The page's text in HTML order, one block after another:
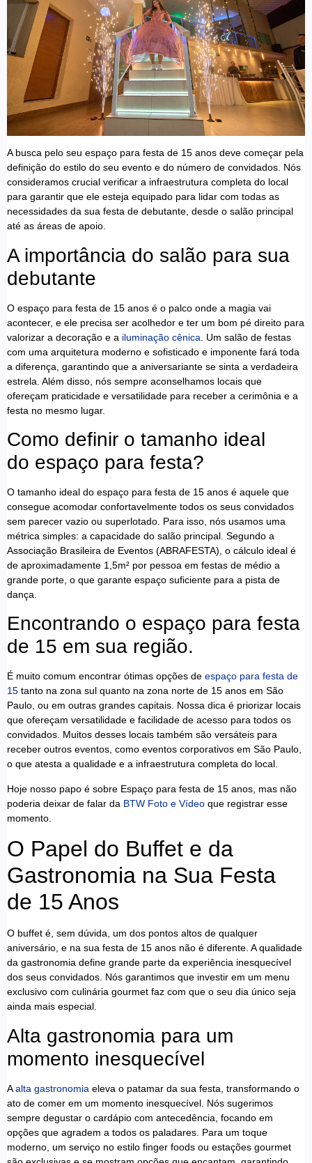
A busca pelo seu espaço para festa de 15 anos deve começar pela
definição do estilo do seu evento e do número de convidados. Nós
consideramos crucial verificar a infraestrutura completa do local
para garantir que ele esteja equipado para lidar com todas as
necessidades da sua festa de debutante, desde o salão principal
até as áreas de apoio.
A importância do salão para sua
debutante
O espaço para festa de 15 anos é o palco onde a magia vai
acontecer, e ele precisa ser acolhedor e ter um bom pé direito para
valorizar a decoração e a iluminação cênica . Um salão de festas
com uma arquitetura moderno e sofisticado e imponente fará toda
a diferença, garantindo que a aniversariante se sinta a verdadeira
estrela. Além disso, nós sempre aconselhamos locais que
ofereçam praticidade e versatilidade para receber a cerimônia e a
festa no mesmo lugar.
Como definir o tamanho ideal
do espaço para festa?
O tamanho ideal do espaço para festa de 15 anos é aquele que
consegue acomodar confortavelmente todos os seus convidados
sem parecer vazio ou superlotado. Para isso, nós usamos uma
métrica simples: a capacidade do salão principal. Segundo a
Associação Brasileira de Eventos (ABRAFESTA), o cálculo ideal é
de aproximadamente 1,5m² por pessoa em festas de médio a
grande porte, o que garante espaço suficiente para a pista de
dança.
Encontrando o espaço para festa
de 15 em sua região.
É muito comum encontrar ótimas opções de espaço para festa de
15 tanto na zona sul quanto na zona norte de 15 anos em São
Paulo, ou em outras grandes capitais. Nossa dica é priorizar locais
que ofereçam versatilidade e facilidade de acesso para todos os
convidados. Muitos desses locais também são versáteis para
receber outros eventos, como eventos corporativos em São Paulo,
o que atesta a qualidade e a infraestrutura completa do local.
Hoje nosso papo é sobre Espaço para festa de 15 anos, mas não
poderia deixar de falar da BTW Foto e Vídeo que registrar esse
momento.
O Papel do Buffet e da
Gastronomia na Sua Festa
de 15 Anos
O buffet é, sem dúvida, um dos pontos altos de qualquer
aniversário, e na sua festa de 15 anos não é diferente. A qualidade
da gastronomia define grande parte da experiência inesquecível
dos seus convidados. Nós garantimos que investir em um menu
exclusivo com culinária gourmet faz com que o seu dia único seja
ainda mais especial.
Alta gastronomia para um
momento inesquecível
Aalta gastronomia eleva o patamar da sua festa, transformando o
ato de comer em um momento inesquecível. Nós sugerimos
sempre degustar o cardápio com antecedência, focando em
opções que agradem a todos os paladares. Para um toque
moderno, um serviço no estilo finger foods ou estações gourmet